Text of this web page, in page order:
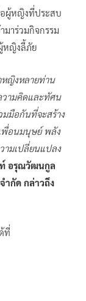
ผู้หญิงที่ประสบ
มาร่วมกิจกรรม
หญิงลี้ภัย
หญิงหลายท่าน
วามคิดและทัศน
มมือกันที่จะสร้าง
เพื่อนมนุษย์ พลัง
ามเปลี่ยนแปลง
อรุณวัฒนกูล
ำกัด กล่าวถึง
ที่